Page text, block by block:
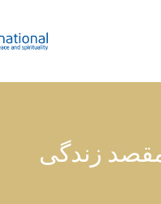
content
زندگی